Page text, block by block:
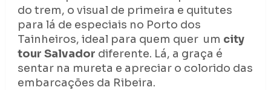
do trem, o visual de primeira e quitutes
para lá de especiais no Porto dos
Tainheiros, ideal para quem quer um city
tour Salvador diferente. Lá, a graça é
sentar na mureta e apreciar o colorido das
embarcações da Ribeira.